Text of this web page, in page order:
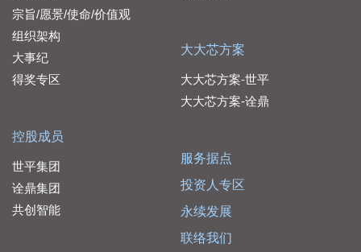
宗旨/愿景/使命/价值观
组织架构
大事纪
得奖专区
控股成员
世平集团
诠鼎集团
共创智能
大大芯方案
大大芯方案-世平
大大芯方案-诠鼎
服务据点
投资人专区
永续发展
联络我们